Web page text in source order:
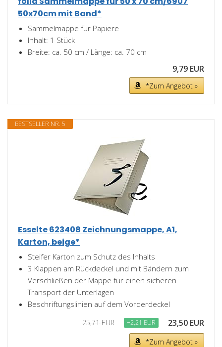
50x70cm mit Band*
Sammelmappe für Papiere
Inhalt: 1 Stück
Breite: ca. 50 cm / Länge: ca. 70 cm
9,79 EUR
*Zum Angebot »
BESTSELLER NR. 5
Esselte 623408 Zeichnungsmappe, A1,
Karton, beige*
Steifer Karton zum Schutz des Inhalts
3 Klappen am Rückdeckel und mit Bändern zum
Verschließen der Mappe für einen sicheren
Transport der Unterlagen
Beschriftungslinien auf dem Vorderdeckel
25,71 EUR −2,21 EUR 23,50 EUR
*Zum Angebot »